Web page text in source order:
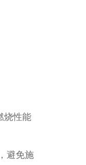
烧性能
避免施